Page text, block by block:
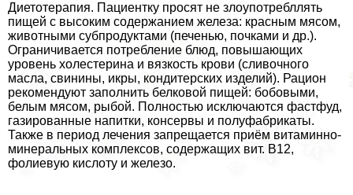
Диетотерапия. Пациентку просят не злоупотрeбллять
пищей с высоким содержанием железа: красным мясом,
животными субпродуктами (печенью, почками и др.).
Ограничивается потрeбление блюд, повышающих
уровень холестерина и вязкость крови (сливочного
масла, свинины, икры, кондитерских изделий). Рацион
рекомендуют заполнить белковой пищей: бобовыми,
белым мясом, рыбой. Полностью исключаются фастфуд,
газированные напитки, консервы и полуфабрикаты.
Также в период лечения запрещается приём витаминно-
минеральных комплексов, содержащих вит. В12,
фолиевую кислоту и железо.